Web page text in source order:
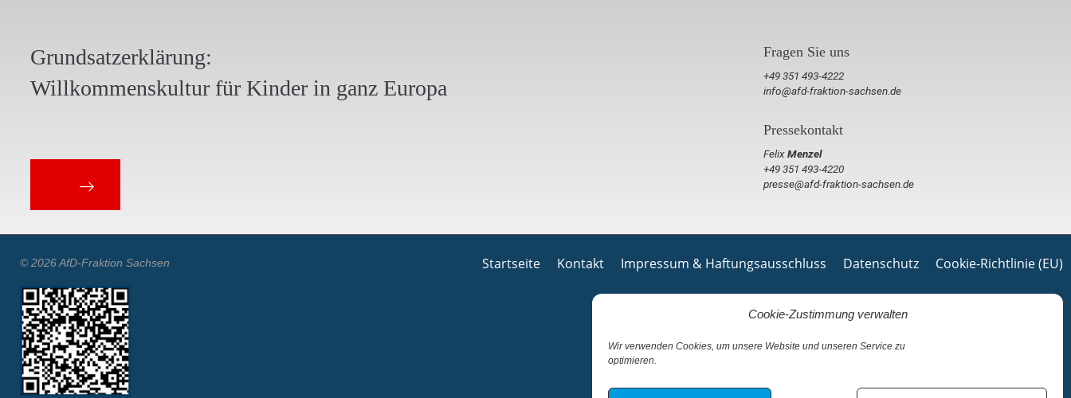
Cookie-Zustimmung verwalten
Wir verwenden Cookies, um unsere Website und unseren Service zu
optimieren.
Grundsatzerklärung:
Willkommenskultur für Kinder in ganz Europa
Fragen Sie uns
+49 351 493-4222
info@afd-fraktion-sachsen.de
Pressekontakt
FelixMenzel
+49 351 493-4220
presse@afd-fraktion-sachsen.de
© 2026 AfD-Fraktion Sachsen Startseite Kontakt Impressum & Haftungsausschluss Datenschutz Cookie-Richtlinie (EU)